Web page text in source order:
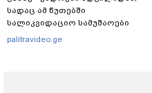
სადაც ამ წუთებში
სალიკვიდაციო სამუშაოები
მიმდინარეობს
palitravideo.ge